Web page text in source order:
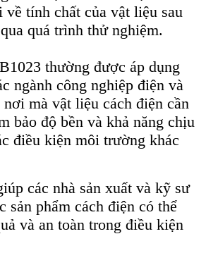
về tính chất của vật liệu sau
quá trình thử nghiệm.
thường được áp dụng
ngành công nghiệp điện và
mà vật liệu cách điện cần
bảo độ bền và khả năng chịu
điều kiện môi trường khác
các nhà sản xuất và kỹ sư
sản phẩm cách điện có thể
và an toàn trong điều kiện